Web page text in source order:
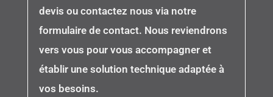
devis ou contactez nous via notre
formulaire de contact. Nous reviendrons
vers vous pour vous accompagner et
établir une solution technique adaptée à
vos besoins.